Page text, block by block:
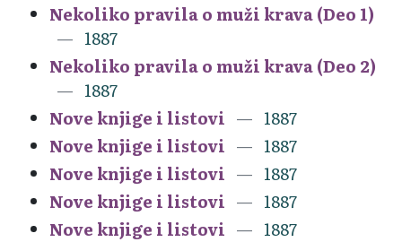
Nekoliko pravila o muži krava (Deo 1)
1887
Nekoliko pravila o muži krava (Deo 2)
1887
Nove knjige i listovi
1887
Nove knjige i listovi
1887
Nove knjige i listovi
1887
Nove knjige i listovi
1887
Nove knjige i listovi
1887